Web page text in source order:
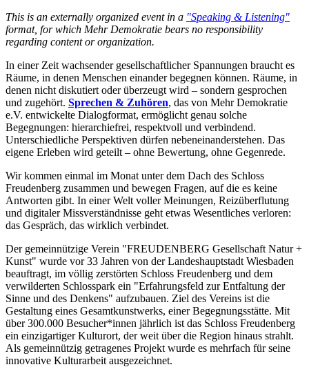
This is an externally organized event in a "Speaking & Listening"
format, for which Mehr Demokratie bears no responsibility
regarding content or organization.
In einer Zeit wachsender gesellschaftlicher Spannungen braucht es
Räume, in denen Menschen einander begegnen können. Räume, in
denen nicht diskutiert oder überzeugt wird – sondern gesprochen
und zugehört. Sprechen & Zuhören, das von Mehr Demokratie
e.V. entwickelte Dialogformat, ermöglicht genau solche
Begegnungen: hierarchiefrei, respektvoll und verbindend.
Unterschiedliche Perspektiven dürfen nebeneinanderstehen. Das
eigene Erleben wird geteilt – ohne Bewertung, ohne Gegenrede.
Wir kommen einmal im Monat unter dem Dach des Schloss
Freudenberg zusammen und bewegen Fragen, auf die es keine
Antworten gibt. In einer Welt voller Meinungen, Reizüberflutung
und digitaler Missverständnisse geht etwas Wesentliches verloren:
das Gespräch, das wirklich verbindet.
Der gemeinnützige Verein "FREUDENBERG Gesellschaft Natur +
Kunst" wurde vor 33 Jahren von der Landeshauptstadt Wiesbaden
beauftragt, im völlig zerstörten Schloss Freudenberg und dem
verwilderten Schlosspark ein "Erfahrungsfeld zur Entfaltung der
Sinne und des Denkens" aufzubauen. Ziel des Vereins ist die
Gestaltung eines Gesamtkunstwerks, einer Begegnungsstätte. Mit
über 300.000 Besucher*innen jährlich ist das Schloss Freudenberg
ein einzigartiger Kulturort, der weit über die Region hinaus strahlt.
Als gemeinnützig getragenes Projekt wurde es mehrfach für seine
innovative Kulturarbeit ausgezeichnet.